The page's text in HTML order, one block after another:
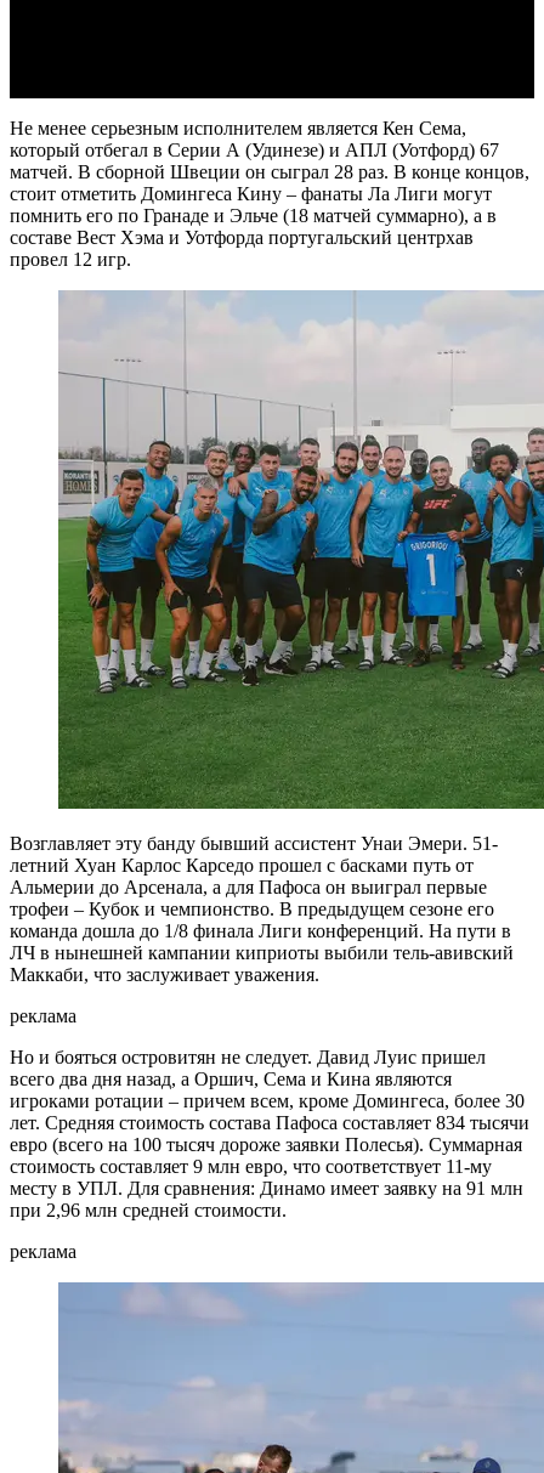
Не менее серьезным исполнителем является Кен Сема,
который отбегал в Серии А (Удинезе) и АПЛ (Уотфорд) 67
матчей. В сборной Швеции он сыграл 28 раз. В конце концов,
стоит отметить Домингеса Кину – фанаты Ла Лиги могут
помнить его по Гранаде и Эльче (18 матчей суммарно), а в
составе Вест Хэма и Уотфорда португальский центрхав
провел 12 игр.
Возглавляет эту банду бывший ассистент Унаи Эмери. 51-
летний Хуан Карлос Карседо прошел с басками путь от
Альмерии до Арсенала, а для Пафоса он выиграл первые
трофеи – Кубок и чемпионство. В предыдущем сезоне его
команда дошла до 1/8 финала Лиги конференций. На пути в
ЛЧ в нынешней кампании киприоты выбили тель-авивский
Маккаби, что заслуживает уважения.
реклама
Но и бояться островитян не следует. Давид Луис пришел
всего два дня назад, а Оршич, Сема и Кина являются
игроками ротации – причем всем, кроме Домингеса, более 30
лет. Средняя стоимость состава Пафоса составляет 834 тысячи
евро (всего на 100 тысяч дороже заявки Полесья). Суммарная
стоимость составляет 9 млн евро, что соответствует 11-му
месту в УПЛ. Для сравнения: Динамо имеет заявку на 91 млн
при 2,96 млн средней стоимости.
реклама